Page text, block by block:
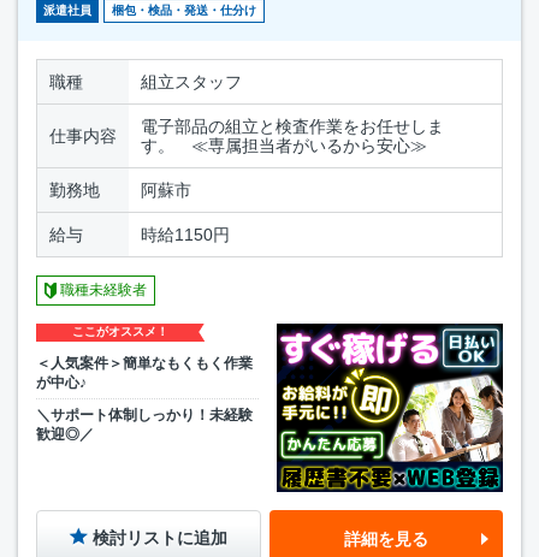
派遣社員 梱包・検品・発送・仕分け
職種 組立スタッフ
仕事内容
電子部品の組立と検査作業をお任せしま
す。 ≪専属担当者がいるから安心≫
勤務地 阿蘇市
給与 時給1150円
職種未経験者
ここがオススメ！
＜人気案件＞簡単なもくもく作業
が中心♪
＼サポート体制しっかり！未経験
歓迎◎／
検討リストに追加 詳細を見る